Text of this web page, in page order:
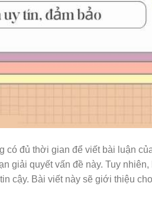
đủ thời gian để viết bài luận
giải quyết vấn đề này. Tuy
cậy. Bài viết này sẽ giới thiệu